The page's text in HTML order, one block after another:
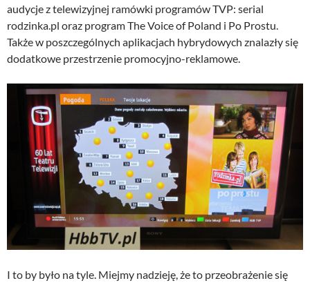
audycje z telewizyjnej ramówki programów TVP: serial
rodzinka.pl oraz program The Voice of Poland i Po Prostu.
Także w poszczególnych aplikacjach hybrydowych znalazły się
dodatkowe przestrzenie promocyjno-reklamowe.
I to by było na tyle. Miejmy nadzieję, że to przeobrażenie się